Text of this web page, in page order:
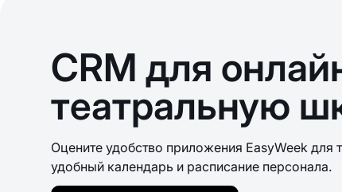
CRM для
театральную
Оцените удобство приложения EasyWeek для
удобный календарь и расписание персонала.